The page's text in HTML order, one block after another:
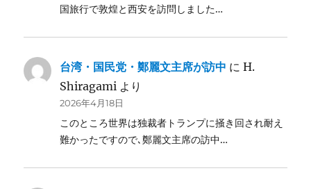
国旅行で敦煌と西安を訪問しました…
台湾・国民党・鄭麗文主席が訪中 にH.
Shiragami より
2026年4月18日
このところ世界は独裁者トランプに掻き回され耐え
難かったですので､鄭麗文主席の訪中…